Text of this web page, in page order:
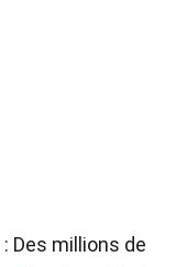
: Des millions de